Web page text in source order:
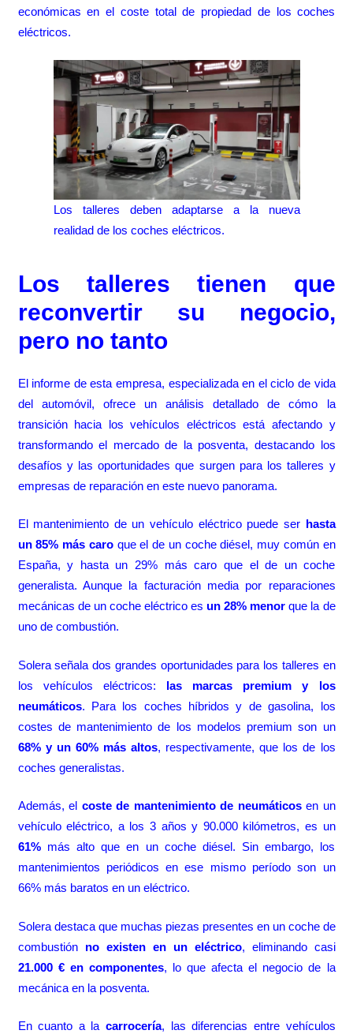
económicas en el coste total de propiedad de los coches
eléctricos.
Los talleres deben adaptarse a la nueva
realidad de los coches eléctricos.
Los talleres tienen que
reconvertir su negocio,
pero no tanto
El informe de esta empresa, especializada en el ciclo de vida
del automóvil, ofrece un análisis detallado de cómo la
transición hacia los vehículos eléctricos está afectando y
transformando el mercado de la posventa, destacando los
desafíos y las oportunidades que surgen para los talleres y
empresas de reparación en este nuevo panorama.
El mantenimiento de un vehículo eléctrico puede ser hasta
un 85% más caroque el de un coche diésel, muy común en
España, y hasta un 29% más caro que el de un coche
generalista. Aunque la facturación media por reparaciones
mecánicas de un coche eléctrico es un 28% menor que la de
uno de combustión.
Solera señala dos grandes oportunidades para los talleres en
los vehículos eléctricos: las marcas premium y los
neumáticos. Para los coches híbridos y de gasolina, los
costes de mantenimiento de los modelos premium son un
68% y un 60% más altos, respectivamente, que los de los
coches generalistas.
Además, el coste de mantenimiento de neumáticosen un
vehículo eléctrico, a los 3 años y 90.000 kilómetros, es un
61%más alto que en un coche diésel. Sin embargo, los
mantenimientos periódicos en ese mismo período son un
66% más baratos en un eléctrico.
Solera destaca que muchas piezas presentes en un coche de
combustión no existen en un eléctrico, eliminando casi
21.000 € en componentes, lo que afecta el negocio de la
mecánica en la posventa.
En cuanto a la carrocería, las diferencias entre vehículos